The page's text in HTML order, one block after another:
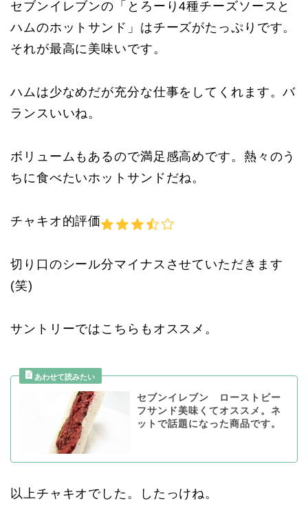
セブンイレブンの「とろーり4種チーズソースと
ハムのホットサンド」はチーズがたっぷりです。
それが最高に美味いです。
ハムは少なめだが充分な仕事をしてくれます。バ
ランスいいね。
ボリュームもあるので満足感高めです。熱々のう
ちに食べたいホットサンドだね。
チャキオ的評価
切り口のシール分マイナスさせていただきます
(笑)
サントリーではこちらもオススメ。
セブンイレブン ローストビー
フサンド美味くてオススメ。ネ
ットで話題になった商品です。
以上チャキオでした。したっけね。